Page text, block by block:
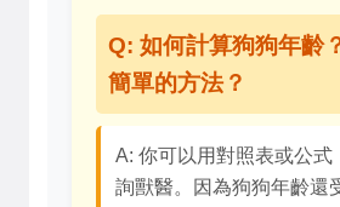
Q: 如何計算狗狗年齡
簡單的方法？
A: 你可以用對照表或公式
詢獸醫。因為狗狗年齡還